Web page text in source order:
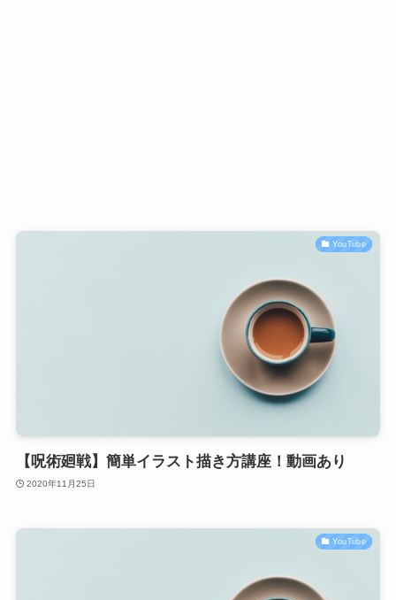
YouTube
【呪術廻戦】簡単イラスト描き方講座！動画あり
2020年11月25日
YouTube